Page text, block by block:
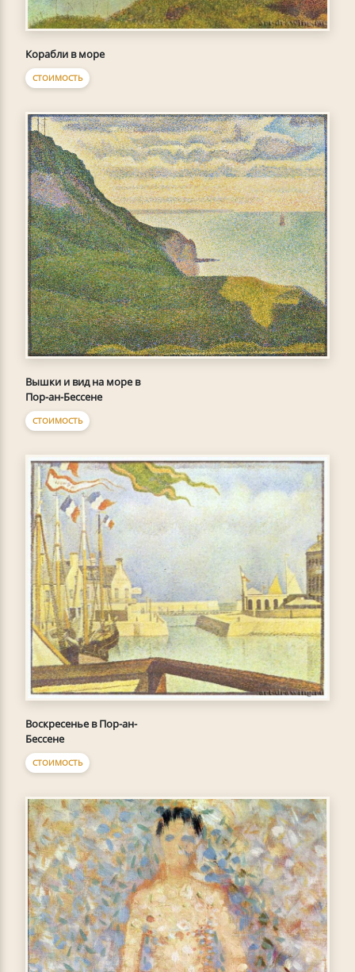
Корабли в море
СТОИМОСТЬ
Вышки и вид на море в
Пор-ан-Бессене
СТОИМОСТЬ
Воскресенье в Пор-ан-
Бессене
СТОИМОСТЬ